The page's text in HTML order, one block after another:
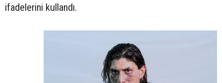
ifadelerini kullandı.